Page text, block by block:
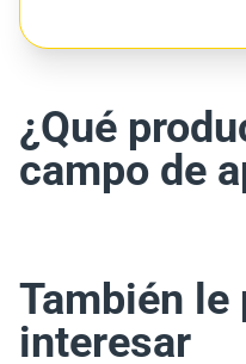
¿Qué
campo de
También le
interesar